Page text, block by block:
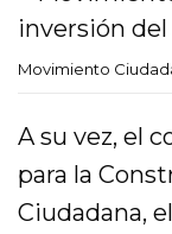
Movimiento
A su vez, el
para la
Ciudadana,